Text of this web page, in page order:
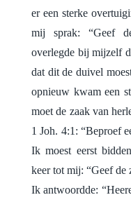
er een sterke
mij sprak: “Geef
overlegde bij mijzelf
dat dit de duivel
opnieuw kwam een
moet de zaak van
1 Joh. 4:1: “Beproef
Ik moest eerst
keer tot mij: “Geef de
Ik antwoordde: